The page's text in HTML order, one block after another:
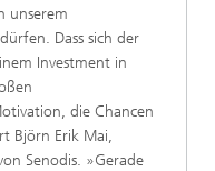
unserem
Dass sich der
Investment in
die Chancen
Björn Erik Mai,
Senodis. »Gerade